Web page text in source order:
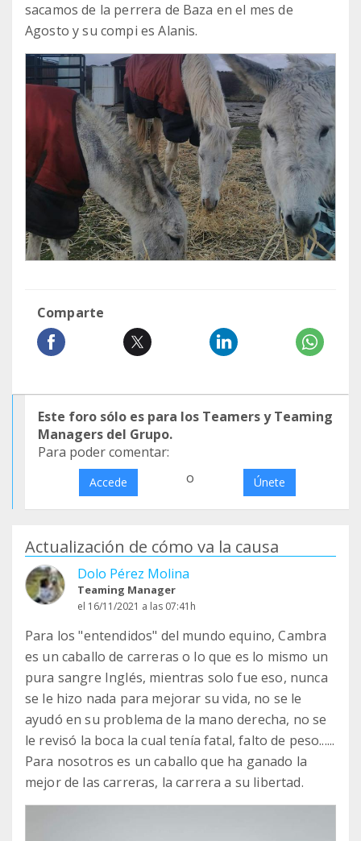
sacamos de la perrera de Baza en el mes de
Agosto y su compi es Alanis.
Comparte
Este foro sólo es para los Teamers y Teaming
Managers del Grupo.
Para poder comentar:
Accede o Únete
Actualización de cómo va la causa
Dolo Pérez Molina
Teaming Manager
el 16/11/2021 a las 07:41h
Para los "entendidos" del mundo equino, Cambra
es un caballo de carreras o lo que es lo mismo un
pura sangre Inglés, mientras solo fue eso, nunca
se le hizo nada para mejorar su vida, no se le
ayudó en su problema de la mano derecha, no se
le revisó la boca la cual tenía fatal, falto de peso......
Para nosotros es un caballo que ha ganado la
mejor de las carreras, la carrera a su libertad.